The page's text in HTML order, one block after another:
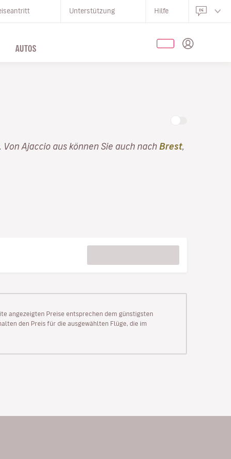
Unterstützung Hilfe
AUTOS
. Von Ajaccio aus können Sie auch nach Brest
angezeigten Preise entsprechen dem günstigsten
den Preis für die ausgewählten Flüge, die im